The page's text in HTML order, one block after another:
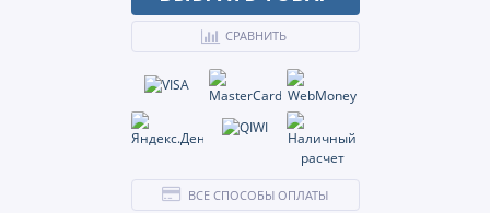
СРАВНИТЬ
ВСЕ СПОСОБЫ ОПЛАТЫ